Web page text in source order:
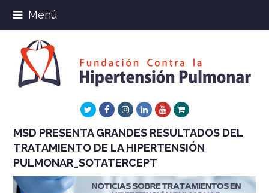
Menú
TwitterFacebookInstagram
LinkedInYoutube
Xing
MSD PRESENTA GRANDES RESULTADOS DEL
TRATAMIENTO DE LA HIPERTENSIÓN
PULMONAR_SOTATERCEPT